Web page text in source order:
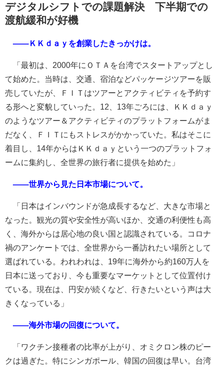
デジタルシフトでの課題解決 下半期での
渡航緩和が好機
――ＫＫｄａｙを創業したきっかけは。
「最初は、2000年にＯＴＡを台湾でスタートアップとし
て始めた。当時は、交通、宿泊などパッケージツアーを販
売していたが、ＦＩＴはツアーとアクティビティを予約す
る形へと変貌していった。12、13年ごろには、ＫＫｄａｙ
のようなツアー＆アクティビティのプラットフォームがま
だなく、ＦＩＴにもストレスがかかっていた。私はそこに
着目し、14年からはＫＫｄａｙという一つのプラットフォ
ームに集約し、全世界の旅行者に提供を始めた」
――世界から見た日本市場について。
「日本はインバウンドが急成長するなど、大きな市場と
なった。観光の質や安全性が高いほか、交通の利便性も高
く、海外からは居心地の良い国と認識されている。コロナ
禍のアンケートでは、全世界から一番訪れたい場所として
選ばれている。われわれは、19年に海外から約160万人を
日本に送っており、今も重要なマーケットとして位置付け
ている。現在は、円安が続くなど、行きたいという声は大
きくなっている」
――海外市場の回復について。
「ワクチン接種者の比率が上がり、オミクロン株のピー
クは過ぎた。特にシンガポール、韓国の回復は早い。台湾